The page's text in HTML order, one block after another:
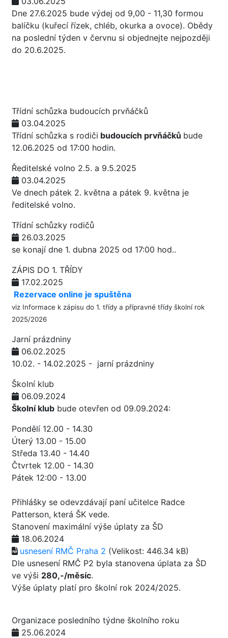
Dne 27.6.2025 bude výdej od 9,00 - 11,30 formou
balíčku (kuřecí řízek, chléb, okurka a ovoce). Obědy
na poslední týden v červnu si objednejte nejpozději
do 20.6.2025.
Třídní schůzka budoucích prvňáčků
03.04.2025
Třídní schůzka s rodiči budoucích prvňáčků bude
12.06.2025 od 17:00 hodin.
Ředitelské volno 2.5. a 9.5.2025
03.04.2025
Ve dnech pátek 2. května a pátek 9. května je
ředitelské volno.
Třídní schůzky rodičů
26.03.2025
se konají dne 1. dubna 2025 od 17:00 hod..
ZÁPIS DO 1. TŘÍDY
17.02.2025
Rezervace online je spuštěna
viz Informace k zápisu do 1. třídy a přípravné třídy školní rok
2025/2026
Jarní prázdniny
06.02.2025
10.02. - 14.02.2025 - jarní prázdniny
Školní klub
06.09.2024
Školní klub bude otevřen od 09.09.2024:
Pondělí 12.00 - 14.30
Úterý 13.00 - 15.00
Středa 13.40 - 14.40
Čtvrtek 12.00 - 14.30
Pátek 12:00 - 13.00
Přihlášky se odevzdávají paní učitelce Radce
Patterson, která ŠK vede.
Stanovení maximální výše úplaty za ŠD
18.06.2024
usnesení RMČ Praha 2 (Velikost: 446.34 kB)
Dle usnesení RMČ P2 byla stanovena úplata za ŠD
ve výši 280,-/měsíc.
Výše úplaty platí pro školní rok 2024/2025.
Organizace posledního týdne školního roku
25.06.2024